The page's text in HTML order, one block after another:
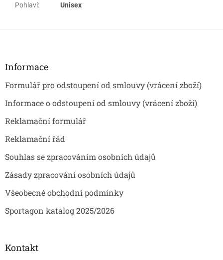
Pohlaví: Unisex
Z
Informace
Formulář pro odstoupení od smlouvy (vrácení zboží)
Informace o odstoupení od smlouvy (vrácení zboží)
Reklamační formulář
Reklamační řád
Souhlas se zpracováním osobních údajů
Zásady zpracování osobních údajů
Všeobecné obchodní podmínky
Sportagon katalog 2025/2026
Kontakt